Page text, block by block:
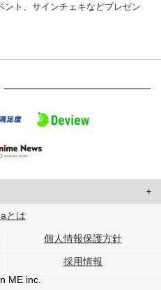
ント、サインチェキなどプレゼン
ーザーに合わせたコンテンツや広告の
ートナーに提供しています。
各パートナーに提供した他の情報や、
用したときに収集した他の情報を組み
とは
個人情報保護方針
採用情報
ME inc.